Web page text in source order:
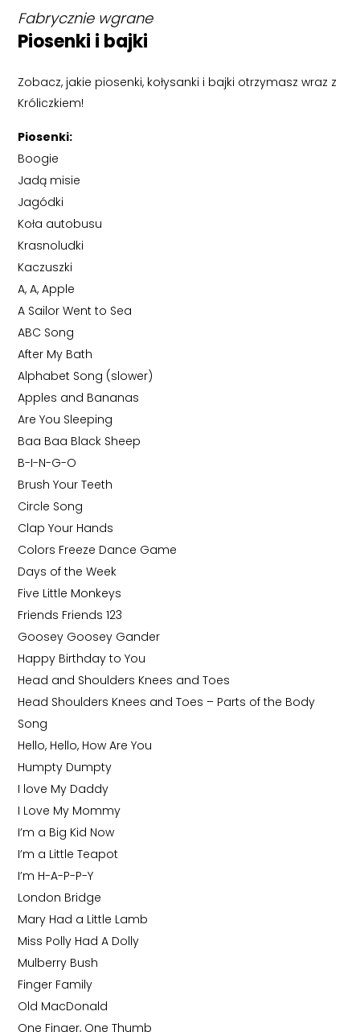
Fabrycznie wgrane
Piosenki i bajki
Zobacz, jakie piosenki, kołysanki i bajki otrzymasz wraz z
Króliczkiem!
Piosenki:
Boogie
Jadą misie
Jagódki
Koła autobusu
Krasnoludki
Kaczuszki
A, A, Apple
A Sailor Went to Sea
ABC Song
After My Bath
Alphabet Song (slower)
Apples and Bananas
Are You Sleeping
Baa Baa Black Sheep
B-I-N-G-O
Brush Your Teeth
Circle Song
Clap Your Hands
Colors Freeze Dance Game
Days of the Week
Five Little Monkeys
Friends Friends 123
Goosey Goosey Gander
Happy Birthday to You
Head and Shoulders Knees and Toes
Head Shoulders Knees and Toes – Parts of the Body
Song
Hello, Hello, How Are You
Humpty Dumpty
I love My Daddy
I Love My Mommy
I’m a Big Kid Now
I’m a Little Teapot
I’m H-A-P-P-Y
London Bridge
Mary Had a Little Lamb
Miss Polly Had A Dolly
Mulberry Bush
Finger Family
Old MacDonald
One Finger, One Thumb